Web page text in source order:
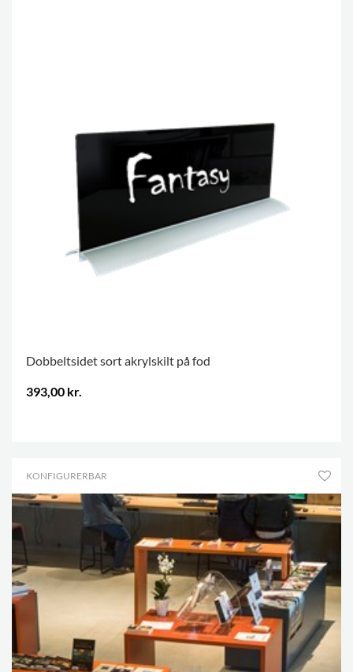
Dobbeltsidet sort akrylskilt på fod
393,00 kr.
KONFIGURERBAR